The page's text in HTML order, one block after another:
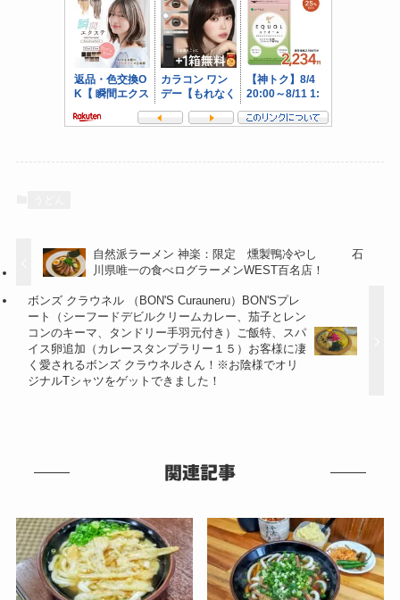
自然派ラーメン 神楽：限定 燻製鴨冷やし 石
川県唯一の食べログラーメンWEST百名店！
ボンズ クラウネル （BON'S Curauneru）BON'Sプレ
ート（シーフードデビルクリームカレー、茄子とレン
コンのキーマ、タンドリー手羽元付き）ご飯特、スパ
イス卵追加（カレースタンプラリー１５）お客様に凄
く愛されるボンズ クラウネルさん！※お陰様でオリ
ジナルTシャツをゲットできました！
関連記事